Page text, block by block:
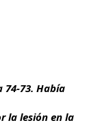
74-73. Había
la lesión en la